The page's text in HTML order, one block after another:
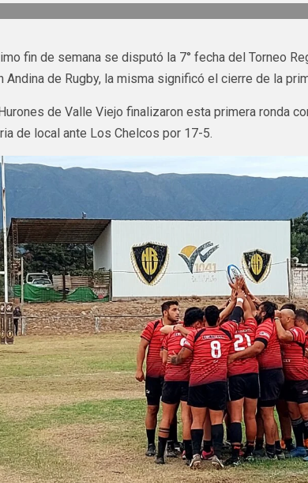
fin de semana se disputó la 7° fecha del Torneo
Andina de Rugby, la misma significó el cierre de la
de Valle Viejo finalizaron esta primera ronda
de local ante Los Chelcos por 17-5.